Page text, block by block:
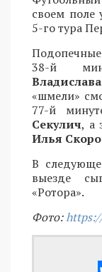
своем поле
5-го тура
Подопечные
38-й
«шмели»
77-й
Секулич, а
Илья
В
выезде
«Ротора».
Фото: